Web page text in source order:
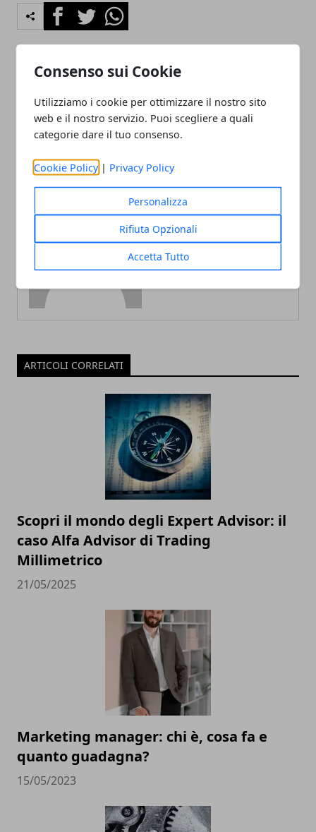
Consenso sui Cookie
Utilizziamo i cookie per ottimizzare il nostro sito
web e il nostro servizio. Puoi scegliere a quali
categorie dare il tuo consenso.
Cookie Policy | Privacy Policy
Personalizza
Rifiuta Opzionali
Accetta Tutto
FacebookTwitterWhatsapp
Mobili per il soggiorno a
prezzi incredibili
Dove trovare Cucine
Meson's a Roma
Redazione
ARTICOLI CORRELATI
Scopri il mondo degli Expert Advisor: il
caso Alfa Advisor di Trading
Millimetrico
21/05/2025
Marketing manager: chi è, cosa fa e
quanto guadagna?
15/05/2023